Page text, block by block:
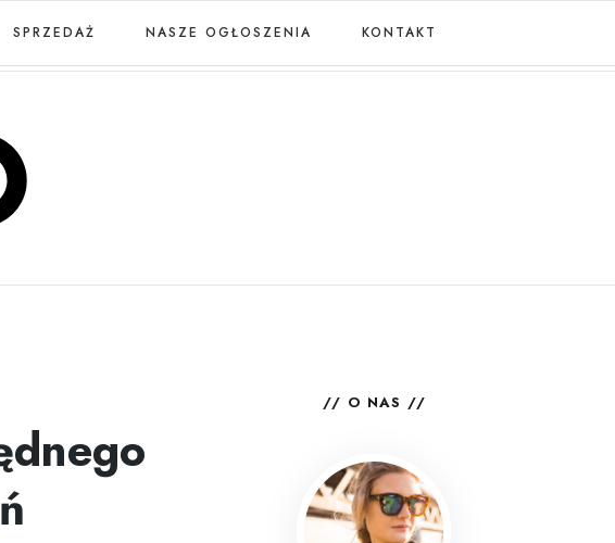
SPRZEDAŻ NASZE OGŁOSZENIA KONTAKT
O NAS